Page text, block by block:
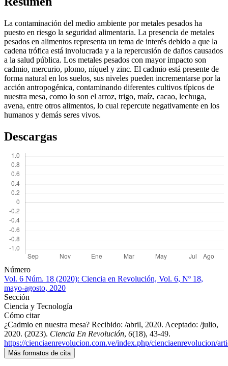
La contaminación del medio ambiente por metales pesados ha
puesto en riesgo la seguridad alimentaria. La presencia de metales
pesados en alimentos representa un tema de interés debido a que la
cadena trófica está involucrada y a la repercusión de daños causados
a la salud pública. Los metales pesados con mayor impacto son
cadmio, mercurio, plomo, níquel y zinc. El cadmio está presente de
forma natural en los suelos, sus niveles pueden incrementarse por la
acción antropogénica, contaminando diferentes cultivos típicos de
nuestra mesa, como lo son el arroz, trigo, maíz, cacao, lechuga,
avena, entre otros alimentos, lo cual repercute negativamente en los
humanos y demás seres vivos.
Descargas
Detalles
del
artículo
Número
Vol. 6 Núm. 18 (2020): Ciencia en Revolución, Vol. 6, Nº 18,
mayo-agosto, 2020
Sección
Ciencia y Tecnología
Cómo citar
¿Cadmio en nuestra mesa? Recibido: /abril, 2020. Aceptado: /julio,
2020. (2023). Ciencia En Revolución, 6(18), 43-49.
https://cienciaenrevolucion.com.ve/index.php/cienciaenrevolucion/
Más formatos de cita